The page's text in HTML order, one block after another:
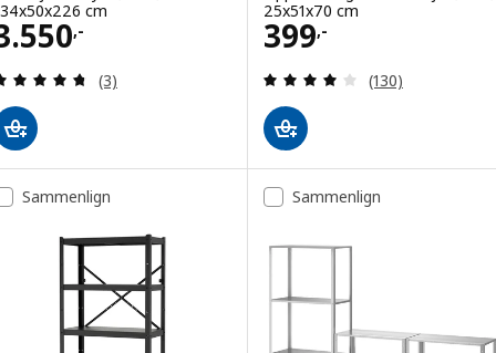
cm
,-
3550,-
Gjennomgang: 4.7 av 5 stjerner. Samlede
(3)
25x51x70 cm
399,-
Pris 399,-
Gjennomgang:
(130)
Sammenlign Sammenlign